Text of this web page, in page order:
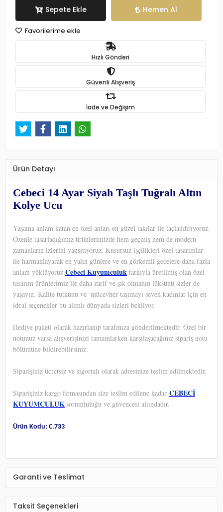
Sepete Ekle Hemen Al
Favorilerime ekle
Hızlı Gönderi
Güvenli Alışveriş
İade ve Değişim
Ürün Detayı
Cebeci 14 Ayar Siyah Taşlı Tuğralı Altın
Kolye Ucu
Yaşama anlam katan en özel anları en güzel takılar ile taçlandırıyoruz.
Özenle tasarladığımız ürünlerimizde hem geçmiş hem de modern
zamanların izlerini yansıtıyoruz. Kusursuz işçilikleri özel tasarımlar
ile harmanlayarak en yalın günlere ve en görkemli gecelere daha fazla
anlam yüklüyoruz.Cebeci Kuyumculukfarkıyla üretilmiş olan özel
tasarım ürünlerimiz ile daha zarif ve şık olmanın lüksünü sizler de
yaşayın. Kalite tutkunu ve mücevher taşımayı seven kadınlar için en
ideal seçenekler bu alımlı dünyada sizleri bekliyor.
Hediye paketi olarak hazırlanıp tarafınıza gönderilmektedir. Özel bir
notunuz varsa alışverişinizi tamamlarken karşılaşacağınız sipariş notu
bölümüne bildirebilirsiniz.
Siparişiniz ücretsiz ve sigortalı olarak adresinize teslim edilmektedir.
Siparişiniz kargo firmasından size teslim edilene kadar CEBECİ
KUYUMCULUKsorumluluğu ve güvencesi altındadır.
Ürün Kodu: C.733
Garanti ve Teslimat
Taksit Seçenekleri